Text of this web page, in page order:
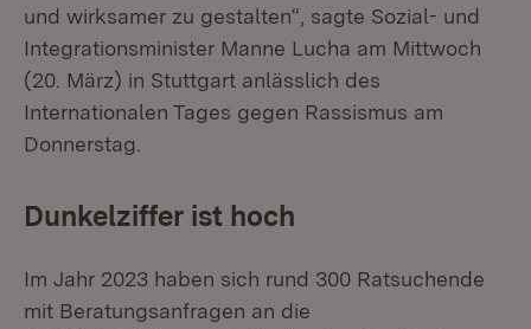
und wirksamer zu gestalten“, sagte Sozial- und
Integrationsminister Manne Lucha am Mittwoch
(20. März) in Stuttgart anlässlich des
Internationalen Tages gegen Rassismus am
Donnerstag.
Dunkelziffer ist hoch
Im Jahr 2023 haben sich rund 300 Ratsuchende
mit Beratungsanfragen an die